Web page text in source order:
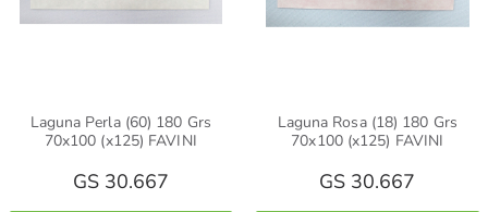
Laguna Perla (60) 180 Grs
70x100 (x125) FAVINI
GS 30.667
Laguna Rosa (18) 180 Grs
70x100 (x125) FAVINI
GS 30.667